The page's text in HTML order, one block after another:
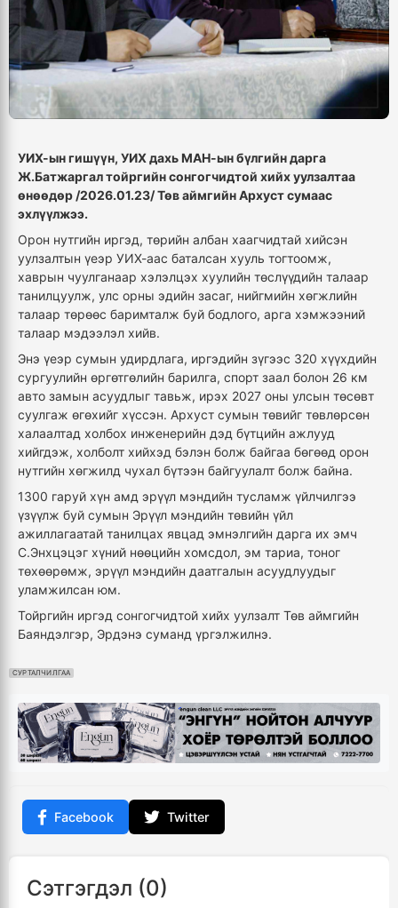
УИХ-ын гишүүн, УИХ дахь МАН-ын бүлгийн дарга
Ж.Батжаргал тойргийн сонгогчидтой хийх уулзалтаа
өнөөдөр /2026.01.23/ Төв аймгийн Архуст сумаас
эхлүүлжээ.
Орон нутгийн иргэд, төрийн албан хаагчидтай хийсэн
уулзалтын үеэр УИХ-аас баталсан хууль тогтоомж,
хаврын чуулганаар хэлэлцэх хуулийн төслүүдийн талаар
танилцуулж, улс орны эдийн засаг, нийгмийн хөгжлийн
талаар төрөөс баримталж буй бодлого, арга хэмжээний
талаар мэдээлэл хийв.
Энэ үеэр сумын удирдлага, иргэдийн зүгээс 320 хүүхдийн
сургуулийн өргөтгөлийн барилга, спорт заал болон 26 км
авто замын асуудлыг тавьж, ирэх 2027 оны улсын төсөвт
суулгаж өгөхийг хүссэн. Архуст сумын төвийг төвлөрсөн
халаалтад холбох инженерийн дэд бүтцийн ажлууд
хийгдэж, холболт хийхэд бэлэн болж байгаа бөгөөд орон
нутгийн хөгжилд чухал бүтээн байгуулалт болж байна.
1300 гаруй хүн амд эрүүл мэндийн тусламж үйлчилгээ
үзүүлж буй сумын Эрүүл мэндийн төвийн үйл
ажиллагаатай танилцах явцад эмнэлгийн дарга их эмч
С.Энхцэцэг хүний нөөцийн хомсдол, эм тариа, тоног
төхөөрөмж, эрүүл мэндийн даатгалын асуудлуудыг
уламжилсан юм.
Тойргийн иргэд сонгогчидтой хийх уулзалт Төв аймгийн
Баяндэлгэр, Эрдэнэ суманд үргэлжилнэ.
СУРТАЛЧИЛГАА
Facebook Twitter
Сэтгэгдэл (0)